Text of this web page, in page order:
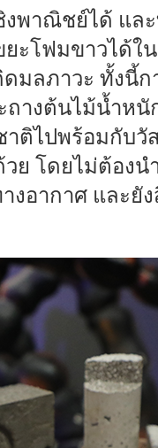
งพาณิชย์ได้ แ
ะโฟมขาวได้ใ
มลภาวะ ทั้งนี้ก
างต้นไม้น้ำหนั
ติไปพร้อมกับวั
ย โดยไม่ต้องน
งอากาศ และ